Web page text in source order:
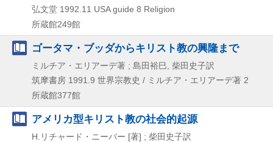
弘文堂 1992.11 USA guide 8 Religion
所蔵館249館
ゴータマ・ブッダからキリスト教の興隆まで
ミルチア・エリアーデ著 ; 島田裕巳, 柴田史子訳
筑摩書房 1991.9 世界宗教史 / ミルチア・エリアーデ著 2
所蔵館377館
アメリカ型キリスト教の社会的起源
H.リチャード・ニーバー [著] ; 柴田史子訳